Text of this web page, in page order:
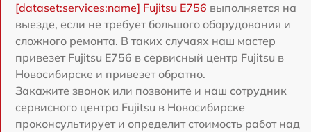
[dataset:services:name] Fujitsu E756 выполняется на
выезде, если не требует большого оборудования и
сложного ремонта. В таких случаях наш мастер
привезет Fujitsu E756 в сервисный центр Fujitsu в
Новосибирске и привезет обратно.
Закажите звонок или позвоните и наш сотрудник
сервисного центра Fujitsu в Новосибирске
проконсультирует и определит стоимость работ над